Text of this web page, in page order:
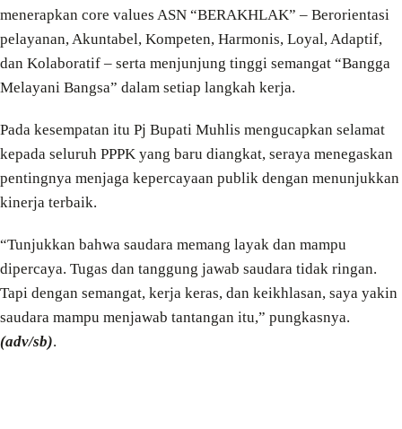
menerapkan core values ASN “BERAKHLAK” – Berorientasi
pelayanan, Akuntabel, Kompeten, Harmonis, Loyal, Adaptif,
dan Kolaboratif – serta menjunjung tinggi semangat “Bangga
Melayani Bangsa” dalam setiap langkah kerja.
Pada kesempatan itu Pj Bupati Muhlis mengucapkan selamat
kepada seluruh PPPK yang baru diangkat, seraya menegaskan
pentingnya menjaga kepercayaan publik dengan menunjukkan
kinerja terbaik.
“Tunjukkan bahwa saudara memang layak dan mampu
dipercaya. Tugas dan tanggung jawab saudara tidak ringan.
Tapi dengan semangat, kerja keras, dan keikhlasan, saya yakin
saudara mampu menjawab tantangan itu,” pungkasnya.
(adv/sb).